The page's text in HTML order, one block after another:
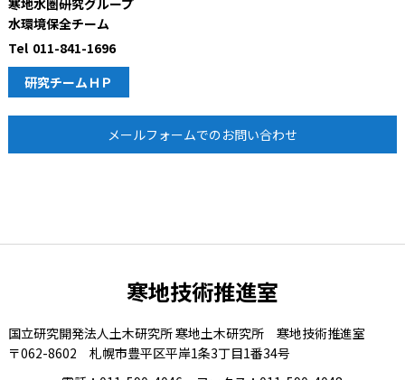
寒地水圏研究グループ
水環境保全チーム
Tel 011-841-1696
研究チームＨＰ
メールフォームでのお問い合わせ
寒地技術推進室
国立研究開発法人土木研究所 寒地土木研究所 寒地技術推進室
〒062-8602 札幌市豊平区平岸1条3丁目1番34号